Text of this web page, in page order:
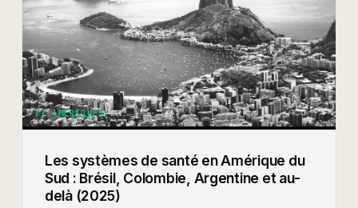
//AMÉRIQUES
Les systèmes de santé en Amérique du
Sud : Brésil, Colombie, Argentine et au-
delà (2025)